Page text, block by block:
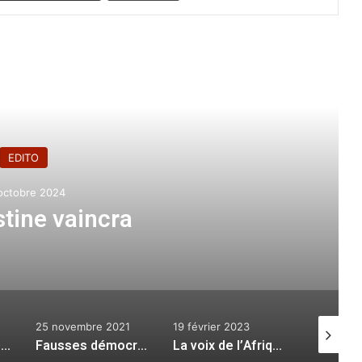
EDITO
2024
vaincra
Le mois de la piété et de convivialité…
25 novembre 2021
Fausses démocraties
19 février 2023
La voix de l’Afrique